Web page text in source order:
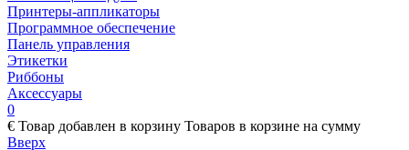
Принтеры-аппликаторы
Программное обеспечение
Панель управления
Этикетки
Риббоны
Аксессуары
0
€ Товар добавлен в корзину Товаров в корзине на сумму
Вверх